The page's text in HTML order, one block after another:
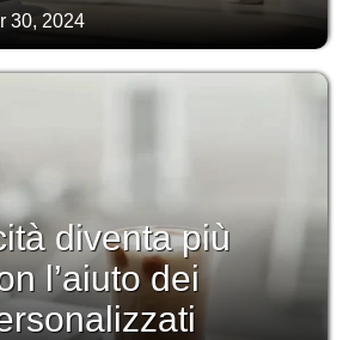
30, 2024
diventa più
l’aiuto dei